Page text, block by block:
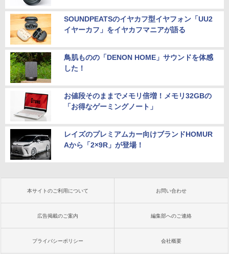
SOUNDPEATSのイヤカフ型イヤフォン「UU2
イヤーカフ」をイヤカフマニアが語る
鳥肌ものの「DENON HOME」サウンドを体感
した！
お値段そのままでメモリ倍増！メモリ32GBの
「お得なゲーミングノート」
レイズのプレミアムカー向けブランドHOMUR
Aから「2×9R」が登場！
本サイトのご利用について お問い合わせ
広告掲載のご案内 編集部へのご連絡
プライバシーポリシー 会社概要